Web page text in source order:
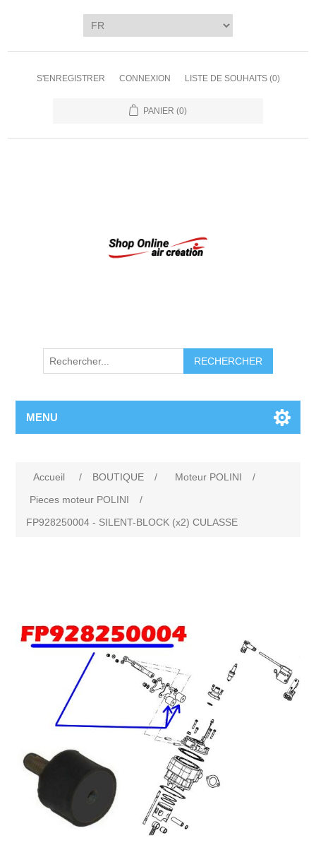
S'ENREGISTRER CONNEXION LISTE DE SOUHAITS (0)
PANIER (0)
RECHERCHER
MENU
Accueil / BOUTIQUE / Moteur POLINI
/
Pieces moteur POLINI
/
FP928250004 - SILENT-BLOCK (x2) CULASSE